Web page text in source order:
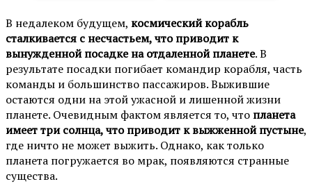
В недалеком будущем, космический корабль
сталкивается с несчастьем, что приводит к
вынужденной посадке на отдаленной планете. В
результате посадки погибает командир корабля, часть
команды и большинство пассажиров. Выжившие
остаются одни на этой ужасной и лишенной жизни
планете. Очевидным фактом является то, что планета
имеет три солнца, что приводит к выжженной пустыне,
где ничто не может выжить. Однако, как только
планета погружается во мрак, появляются странные
существа.